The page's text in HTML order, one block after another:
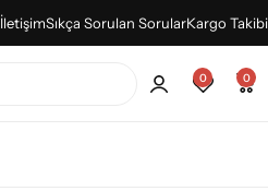
İletişimSıkça Sorulan SorularKargo Takibi
0 0